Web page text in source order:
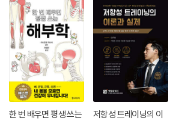
한 번 배우면 평생 쓰는
저항성 트레이닝의 이